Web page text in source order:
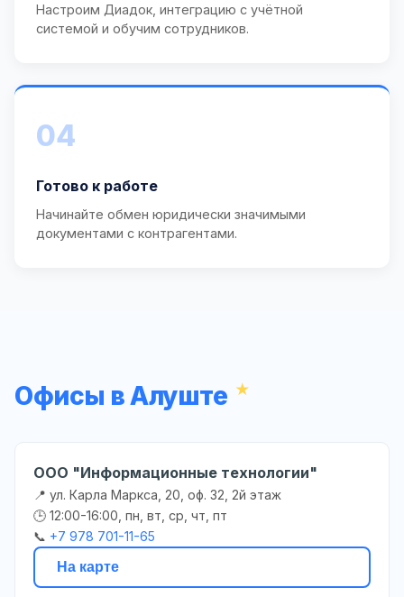
Настроим Диадок, интеграцию с учётной
системой и обучим сотрудников.
04
Готово к работе
Начинайте обмен юридически значимыми
документами с контрагентами.
Офисы в Алуште
ООО "Информационные технологии"
📍 ул. Карла Маркса, 20, оф. 32, 2й этаж
🕒 12:00-16:00, пн, вт, ср, чт, пт
📞 +7 978 701-11-65
На карте